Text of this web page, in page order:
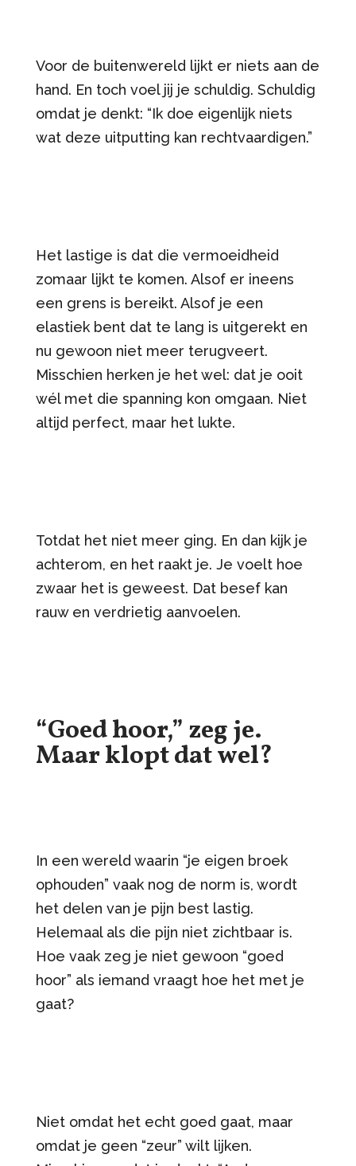
Voor de buitenwereld lijkt er niets aan de
hand. En toch voel jij je schuldig. Schuldig
omdat je denkt: “Ik doe eigenlijk niets
wat deze uitputting kan rechtvaardigen.”
Het lastige is dat die vermoeidheid
zomaar lijkt te komen. Alsof er ineens
een grens is bereikt. Alsof je een
elastiek bent dat te lang is uitgerekt en
nu gewoon niet meer terugveert.
Misschien herken je het wel: dat je ooit
wél met die spanning kon omgaan. Niet
altijd perfect, maar het lukte.
Totdat het niet meer ging. En dan kijk je
achterom, en het raakt je. Je voelt hoe
zwaar het is geweest. Dat besef kan
rauw en verdrietig aanvoelen.
“Goed hoor,” zeg je.
Maar klopt dat wel?
In een wereld waarin “je eigen broek
ophouden” vaak nog de norm is, wordt
het delen van je pijn best lastig.
Helemaal als die pijn niet zichtbaar is.
Hoe vaak zeg je niet gewoon “goed
hoor” als iemand vraagt hoe het met je
gaat?
Niet omdat het echt goed gaat, maar
omdat je geen “zeur” wilt lijken.